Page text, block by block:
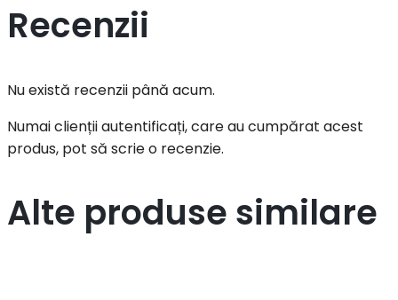
Recenzii
Nu există recenzii până acum.
Numai clienții autentificați, care au cumpărat acest
produs, pot să scrie o recenzie.
Alte produse similare